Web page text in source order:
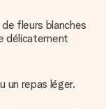
fleurs blanches
délicatement
un repas léger.